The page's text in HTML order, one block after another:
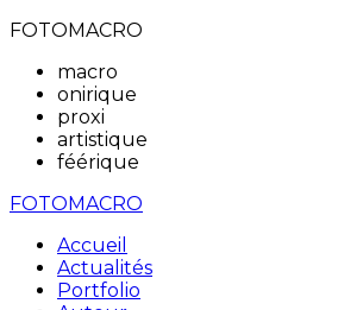
FOTOMACRO
macro
onirique
proxi
artistique
féérique
FOTOMACRO
Accueil
Actualités
Portfolio